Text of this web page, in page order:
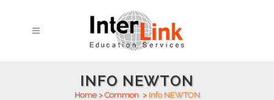
INFO NEWTON
Home> Common > Info NEWTON